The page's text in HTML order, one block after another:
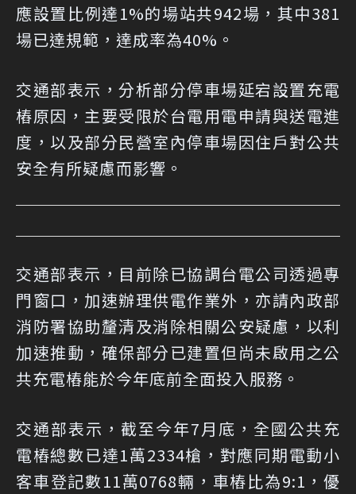
應設置比例達1%的場站共942場，其中381
場已達規範，達成率為40%。
交通部表示，分析部分停車場延宕設置充電
樁原因，主要受限於台電用電申請與送電進
度，以及部分民營室內停車場因住戶對公共
安全有所疑慮而影響。
交通部表示，目前除已協調台電公司透過專
門窗口，加速辦理供電作業外，亦請內政部
消防署協助釐清及消除相關公安疑慮，以利
加速推動，確保部分已建置但尚未啟用之公
共充電樁能於今年底前全面投入服務。
交通部表示，截至今年7月底，全國公共充
電樁總數已達1萬2334槍，對應同期電動小
客車登記數11萬0768輛，車樁比為9:1，優